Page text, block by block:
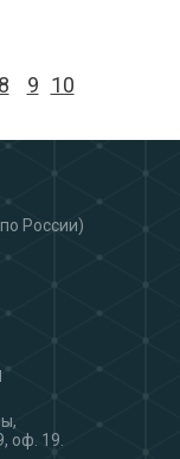
8 9 10
России)
оф. 19.